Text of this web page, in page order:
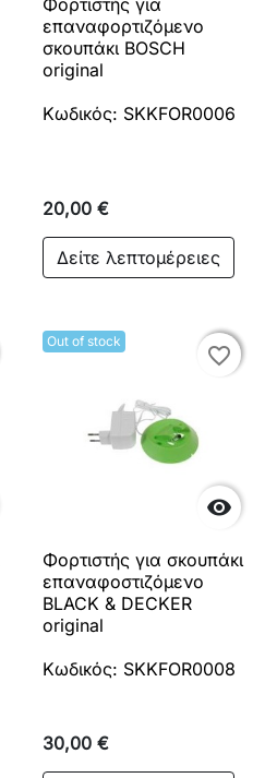
επαναφορτιζόμενο
σκουπάκι BOSCH
original
Κωδικός: SKKFOR0006
20,00 €
Δείτε λεπτομέρειες
Out of stock

favorite_border
favorite_border
Φορτιστής για σκουπάκι
επαναφοστιζόμενο
BLACK & DECKER
original
Κωδικός: SKKFOR0008
30,00 €